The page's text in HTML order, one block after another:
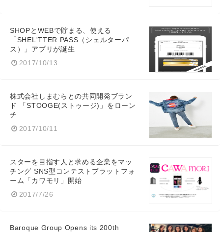
SHOPとWEBで貯まる、使える
「SHEL'TTER PASS（シェルターパ
ス）」アプリが誕生
2017/10/13
株式会社しまむらとの共同開発ブラン
ド 「STOOGE(ストゥージ)」をローン
チ
2017/10/11
スターを目指す人と求める企業をマッ
チング SNS型コンテストプラットフォ
ーム「カワモリ」開始
2017/7/26
Baroque Group Opens its 200th